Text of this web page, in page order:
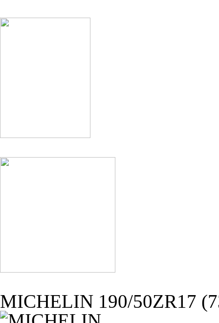
MICHELIN 190/50ZR17